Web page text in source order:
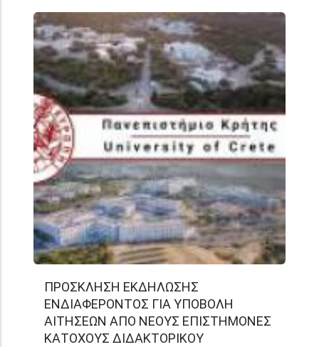
ΠΡΟΣΚΛΗΣΗ ΕΚΔΗΛΩΣΗΣ
ΕΝΔΙΑΦΕΡΟΝΤΟΣ ΓΙΑ ΥΠΟΒΟΛΗ
ΑΙΤΗΣΕΩΝ ΑΠΟ ΝΕΟΥΣ ΕΠΙΣΤΗΜΟΝΕΣ
ΚΑΤΟΧΟΥΣ ΔΙΔΑΚΤΟΡΙΚΟΥ